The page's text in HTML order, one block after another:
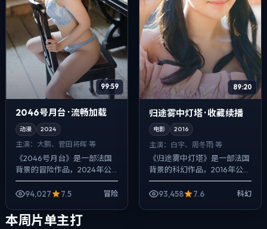
99:59
2046号月台 · 流畅加载
动漫 2024
主演： 大鹏、菅田将晖 等
《2046号月台》是一部法国
背景的冒险作品，2024年公
映，由奉俊昊执导，大鹏、菅
田将晖、秦昊等主演。配乐克
情绪，动作...
94,027 7.5 冒险
89:20
归途雾中灯塔 · 收藏续播
电影 2016
主演： 白宇、周冬雨 等
《归途雾中灯塔》是一部法国
背景的科幻作品，2016年公
映，由是枝裕和执导，白宇、
周冬雨、赵涛等主演。影像偏
93,458 7.6 科幻
本周片单主打